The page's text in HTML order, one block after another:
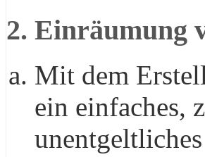
2. Einräumung
Mit dem
ein einfaches,